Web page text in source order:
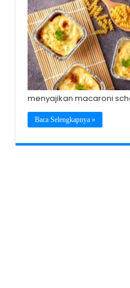
menyajikan macaroni
Baca Selengkapnya »